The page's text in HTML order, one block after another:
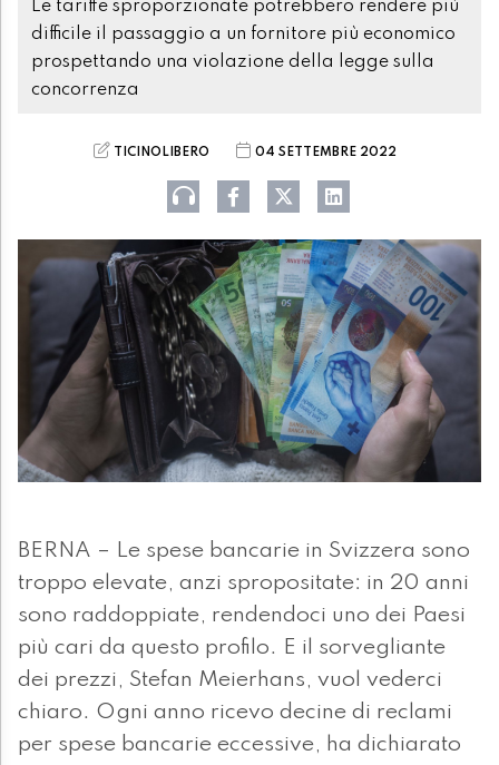
Le tariffe sproporzionate potrebbero rendere più
difficile il passaggio a un fornitore più economico
prospettando una violazione della legge sulla
concorrenza
TICINOLIBERO 04 SETTEMBRE 2022
BERNA – Le spese bancarie in Svizzera sono
troppo elevate, anzi spropositate: in 20 anni
sono raddoppiate, rendendoci uno dei Paesi
più cari da questo profilo. E il sorvegliante
dei prezzi, Stefan Meierhans, vuol vederci
chiaro. Ogni anno ricevo decine di reclami
per spese bancarie eccessive, ha dichiarato